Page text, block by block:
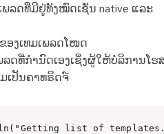
ພລດທີ່ມີຢູ່ທັງໝົດເຊັ່ນ native ແລະ
ອງເທມເພລດໂໜດ
ພລດທີ່ກໍານົດເອງເຊິ່ງຜູ້ໃຫ້ບໍລິການໂຮ
ເປັນຄາທຣິດຈ໌
list of